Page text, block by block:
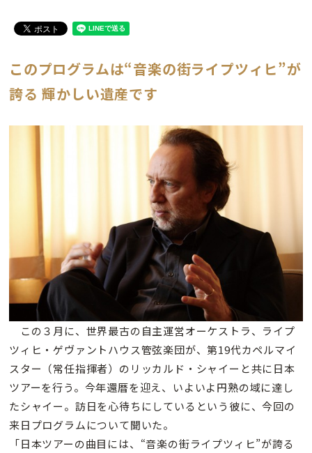
このプログラムは“音楽の街ライプツィヒ”が
誇る 輝かしい遺産です
この３月に、世界最古の自主運営オーケストラ、ライプ
ツィヒ・ゲヴァントハウス管弦楽団が、第19代カペルマイ
スター（常任指揮者）のリッカルド・シャイーと共に日本
ツアーを行う。今年還暦を迎え、いよいよ円熟の域に達し
たシャイー。訪日を心待ちにしているという彼に、今回の
来日プログラムについて聞いた。
「日本ツアーの曲目には、“音楽の街ライプツィヒ”が誇る